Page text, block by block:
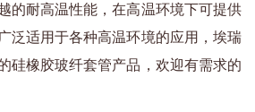
的耐高温性能，在高温环境下可提供
泛适用于各种高温环境的应用，埃瑞
硅橡胶玻纤套管产品，欢迎有需求的